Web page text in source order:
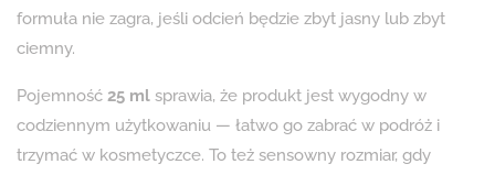
formuła nie zagra, jeśli odcień będzie zbyt jasny lub zbyt
ciemny.
Pojemność 25 ml sprawia, że produkt jest wygodny w
codziennym użytkowaniu — łatwo go zabrać w podróż i
trzymać w kosmetyczce. To też sensowny rozmiar, gdy